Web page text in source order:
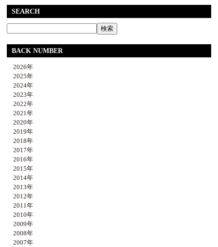
SEARCH
BACK NUMBER
2026年
2025年
2024年
2023年
2022年
2021年
2020年
2019年
2018年
2017年
2016年
2015年
2014年
2013年
2012年
2011年
2010年
2009年
2008年
2007年